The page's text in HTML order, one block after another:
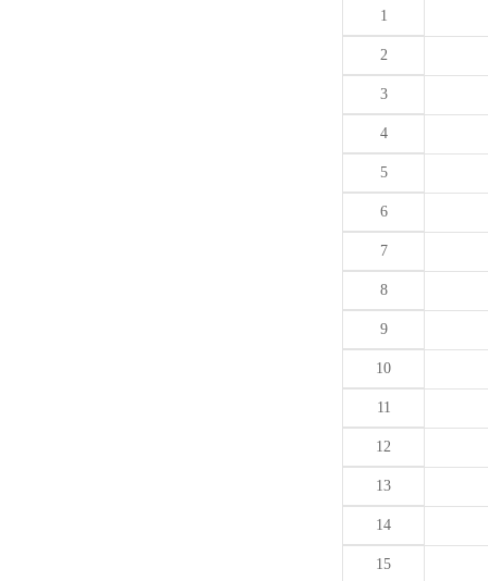
1
2
3
4
5
6
7
8
9
10
11
12
13
14
15